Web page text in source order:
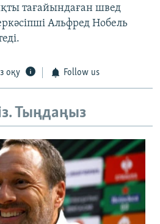
тағайындаған швед
Альфред Нобель
оқу Follow us
Тыңдаңыз